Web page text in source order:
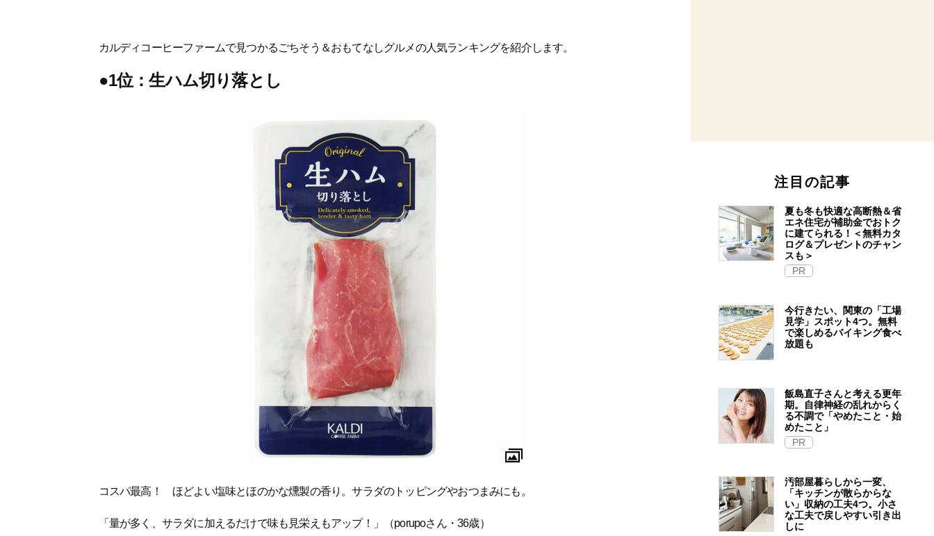
カルディコーヒーファームで見つかるごちそう＆おもてなしグルメの人気ランキングを紹介します。
●1位：生ハム切り落とし
コスパ最高！ ほどよい塩味とほのかな燻製の香り。サラダのトッピングやおつまみにも。
「量が多く、サラダに加えるだけで味も見栄えもアップ！」（porupoさん・36歳）
注目の記事
夏も冬も快適な高断熱＆省
エネ住宅が補助金でおトク
に建てられる！＜無料カタ
ログ＆プレゼントのチャン
スも＞
PR
今行きたい、関東の「工場
見学」スポット4つ。無料
で楽しめるバイキング食べ
放題も
飯島直子さんと考える更年
期。自律神経の乱れからく
る不調で「やめたこと・始
めたこと」
PR
汚部屋暮らしから一変、
「キッチンが散らからな
い」収納の工夫4つ。小さ
な工夫で戻しやすい引き出
しに